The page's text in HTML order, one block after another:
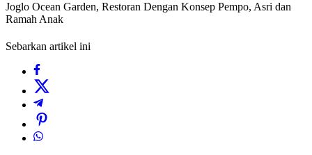
Joglo Ocean Garden, Restoran Dengan Konsep Pempo, Asri dan
Ramah Anak
Sebarkan artikel ini